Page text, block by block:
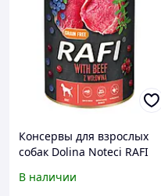
Консервы для взрослых
собак Dolina Noteci RAFI
голубика и клюква, 400 г
В наличии